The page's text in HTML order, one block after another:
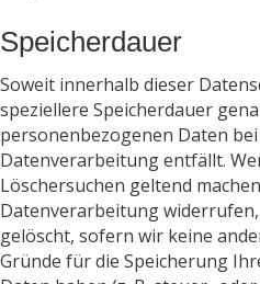
Speicherdauer
Soweit innerhalb dieser
speziellere Speicherdauer
personenbezogenen Daten
Datenverarbeitung entfällt.
Löschersuchen geltend
Datenverarbeitung
gelöscht, sofern wir keine
Gründe für die Speicherung